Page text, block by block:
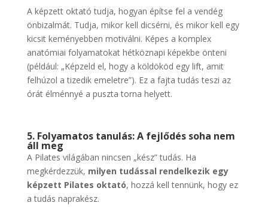
A képzett oktató tudja, hogyan építse fel a vendég
önbizalmát. Tudja, mikor kell dicsérni, és mikor kell egy
kicsit keményebben motiválni. Képes a komplex
anatómiai folyamatokat hétköznapi képekbe önteni
(például: „Képzeld el, hogy a köldököd egy lift, amit
felhúzol a tizedik emeletre”). Ez a fajta tudás teszi az
órát élménnyé a puszta torna helyett.
5. Folyamatos tanulás: A fejlődés soha nem
áll meg
A Pilates világában nincsen „kész” tudás. Ha
megkérdezzük, milyen tudással rendelkezik egy
képzett Pilates oktató, hozzá kell tennünk, hogy ez
a tudás naprakész.